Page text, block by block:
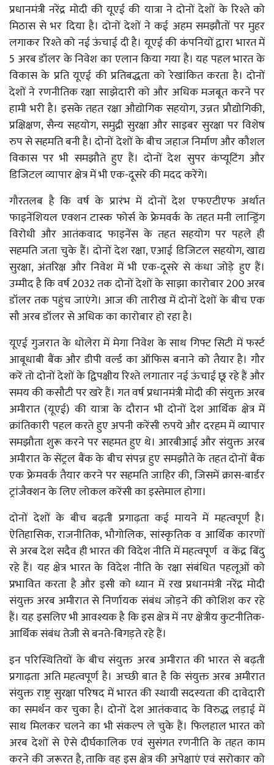
प्रधानमंत्री नरेंद्र मोदी की यूएई की यात्रा ने दोनों देशों के रिश्ते को
मिठास से भर दिया है। दोनों देशों ने कई अहम समझौतों पर मुहर
लगाकर रिश्ते को नई ऊंचाई दी है। यूएई की कंपनियों द्वारा भारत में
5 अरब डॉलर के निवेश का एलान किया गया है। यह पहल भारत के
विकास के प्रति यूएई की प्रतिबद्धता को रेखांकित करता है। दोनों
देशों ने रणनीतिक रक्षा साझेदारी को और अधिक मजबूत करने पर
हामी भरी है। इसके तहत रक्षा औद्योगिक सहयोग, उन्नत प्रौद्योगिकी,
प्रक्षिक्षण, सैन्य सहयोग, समुद्री सुरक्षा और साइबर सुरक्षा पर विशेष
रुप से सहमति बनी है। दोनों देशों के बीच जहाज निर्माण और कौशल
विकास पर भी समझौते हुए हैं। दोनों देश सुपर कंप्यूटिंग और
डिजिटल व्यापार क्षेत्र में भी एक-दूसरे की मदद करेंगे।
गौरतलब है कि वर्ष के प्रारंभ में दोनों देश एफएटीएफ अर्थात
फाइनेंशियल एक्शन टास्क फोर्स के फ्रेमवर्क के तहत मनी लान्ड्रिंग
विरोधी और आतंकवाद फाइनेंस के तहत सहयोग पर पहले ही
सहमति जता चुके हैं। दोनों देश रक्षा, एआई डिजिटल सहयोग, खाद्य
सुरक्षा, अंतरिक्ष और निवेश में भी एक-दूसरे से कंधा जोड़े हुए हैं।
उम्मीद है कि वर्ष 2032 तक दोनों देशों के साझा कारोबार 200 अरब
डॉलर तक पहुंच जाएंगे। आज की तारीख में दोनों देशों के बीच एक
सौ अरब डॉलर से अधिक का कारोबार हो रहा है।
यूएई गुजरात के धोलेरा में मेगा निवेश के साथ गिफ्ट सिटी में फर्स्ट
आबूधाबी बैंक और डीपी वर्ल्ड का ऑफिस बनाने को तैयार है। गौर
करें तो दोनों देशों के द्विपक्षीय रिश्ते लगातार नई ऊंचाई छू रहे हैं और
समय की कसौटी पर खरे हैं। गत वर्ष प्रधानमंत्री मोदी की संयुक्त अरब
अमीरात (यूएई) की यात्रा के दौरान भी दोनों देश आर्थिक क्षेत्र में
क्रांतिकारी पहल करते हुए अपनी करेंसी रुपये और दरहम में व्यापार
समझौता शुरू करने पर सहमत हुए थे। आरबीआई और संयुक्त अरब
अमीरात के सेंट्रल बैंक के बीच संपन्न हुए समझौते के तहत दोनों बैंक
एक फ्रेमवर्क तैयार करने पर सहमति जाहिर की, जिसमें क्रास-बार्डर
ट्रांजैक्शन के लिए लोकल करेंसी का इस्तेमाल होगा।
दोनों देशों के बीच बढ़ती प्रगाढ़ता कई मायने में महत्वपूर्ण है।
ऐतिहासिक, राजनीतिक, भौगोलिक, सांस्कृतिक व आर्थिक कारणों
से अरब देश सदैव ही भारत की विदेश नीति में महत्वपूर्ण व केंद्र बिंदु
रहे हैं। यह क्षेत्र भारत के विदेश नीति के रक्षा संबंधित पहलूओं को
प्रभावित करता है और इसी को ध्यान में रख प्रधानमंत्री नरेंद्र मोदी
संयुक्त अरब अमीरात से निर्णायक संबंध जोड़ने की कोशिश कर रहे
हैं। यह इसलिए भी आवश्यक है कि इस क्षेत्र में नए क्षेत्रीय कुटनीतिक-
आर्थिक संबंध तेजी से बनते-बिगड़ते रहे हैं।
इन परिस्थितियों के बीच संयुक्त अरब अमीरात की भारत से बढ़ती
प्रगाढ़ता अति महत्वपूर्ण है। अच्छी बात है कि संयुक्त अरब अमीरात
संयुक्त राष्ट्र सुरक्षा परिषद में भारत की स्थायी सदस्यता की दावेदारी
का समर्थन कर चुका है। दोनों देश आतंकवाद के विरुद्ध लड़ाई में
साथ मिलकर चलने का भी संकल्प ले चुके हैं। फिलहाल भारत को
अरब देशों से ऐसे दीर्घकालिक एवं सुसंगत रणनीति के तहत काम
करने की जरूरत है, ताकि वह इस क्षेत्र की अपेक्षाएं एवं सरोकार को